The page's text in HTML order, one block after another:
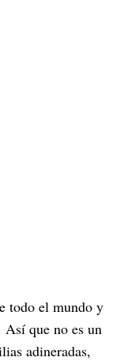
todo el mundo y
que no es un
adineradas,